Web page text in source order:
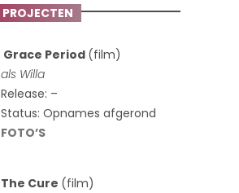
PROJECTEN
Grace Period (film)
als Willa
Release: –
Status: Opnames afgerond
FOTO’S
The Cure (film)